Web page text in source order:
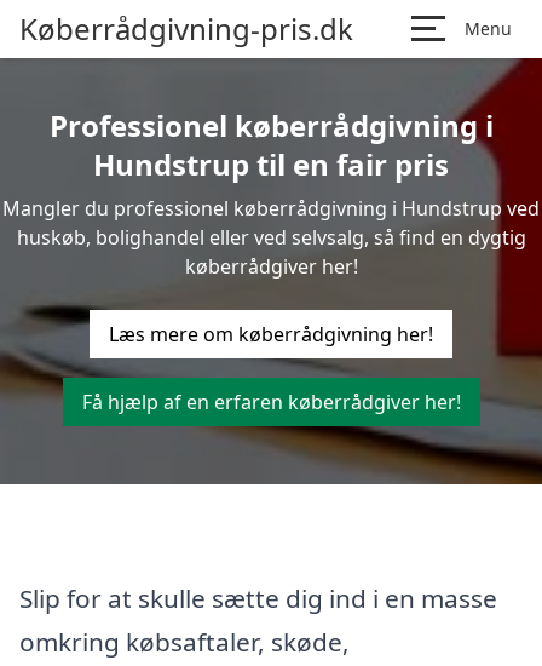
Køberrådgivning-pris.dk Menu
Professionel køberrådgivning i
Hundstrup til en fair pris
Mangler du professionel køberrådgivning i Hundstrup ved
huskøb, bolighandel eller ved selvsalg, så find en dygtig
køberrådgiver her!
Læs mere om køberrådgivning her!
Få hjælp af en erfaren køberrådgiver her!
Slip for at skulle sætte dig ind i en masse
omkring købsaftaler, skøde,